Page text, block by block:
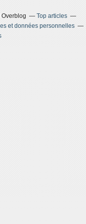
Top articles
et données personnelles